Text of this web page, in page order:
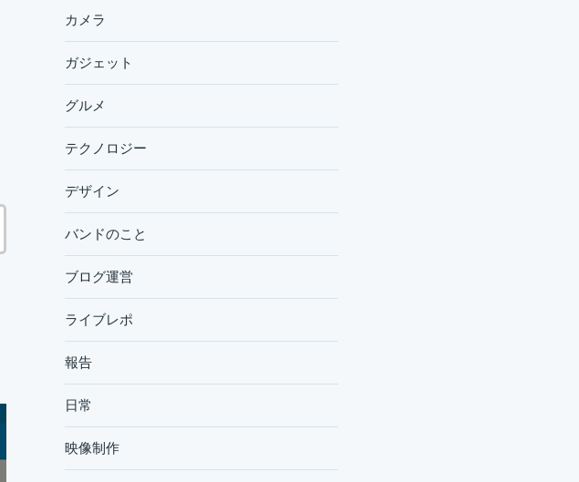
カメラ
ガジェット
グルメ
テクノロジー
デザイン
バンドのこと
ブログ運営
ライブレポ
報告
日常
映像制作